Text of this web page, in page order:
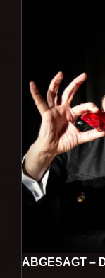
ABGESAGT –